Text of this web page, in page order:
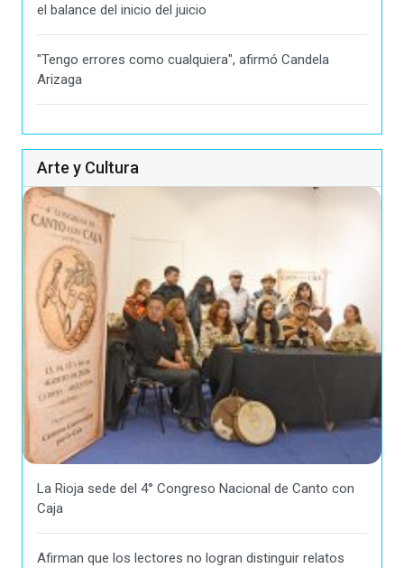
el balance del inicio del juicio
"Tengo errores como cualquiera", afirmó Candela
Arizaga
Arte y Cultura
La Rioja sede del 4° Congreso Nacional de Canto con
Caja
Afirman que los lectores no logran distinguir relatos